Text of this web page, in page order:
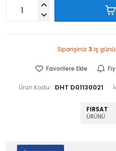
Siparişiniz 3 iş
Favorilere Ekle
Ürün Kodu: DHT D01130021
FIRSAT
ÜRÜNÜ